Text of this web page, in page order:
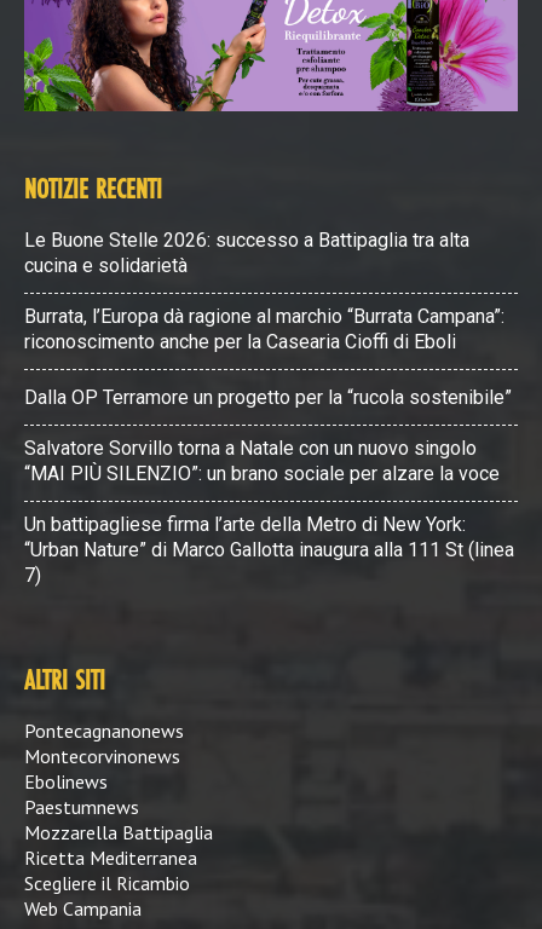
NOTIZIE RECENTI
Le Buone Stelle 2026: successo a Battipaglia tra alta
cucina e solidarietà
Burrata, l’Europa dà ragione al marchio “Burrata Campana”:
riconoscimento anche per la Casearia Cioffi di Eboli
Dalla OP Terramore un progetto per la “rucola sostenibile”
Salvatore Sorvillo torna a Natale con un nuovo singolo
“MAI PIÙ SILENZIO”: un brano sociale per alzare la voce
Un battipagliese firma l’arte della Metro di New York:
“Urban Nature” di Marco Gallotta inaugura alla 111 St (linea
7)
ALTRI SITI
Pontecagnanonews
Montecorvinonews
Ebolinews
Paestumnews
Mozzarella Battipaglia
Ricetta Mediterranea
Scegliere il Ricambio
Web Campania